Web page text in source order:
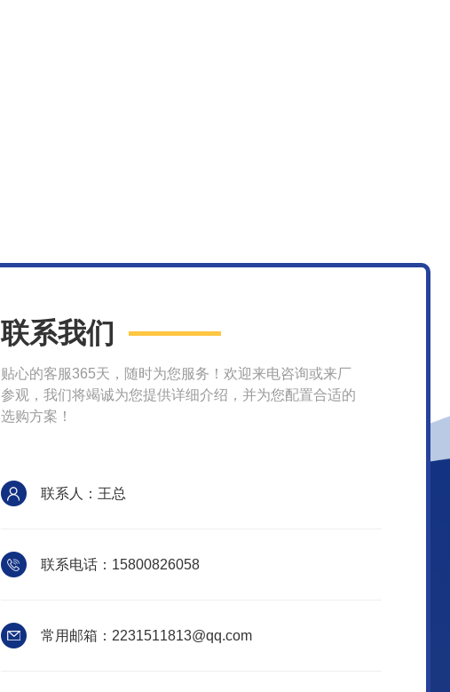
联系我们
贴心的客服365天，随时为您服务！欢迎来电咨询或来厂
参观，我们将竭诚为您提供详细介绍，并为您配置合适的
选购方案！
联系人：王总
联系电话：15800826058
常用邮箱：2231511813@qq.com